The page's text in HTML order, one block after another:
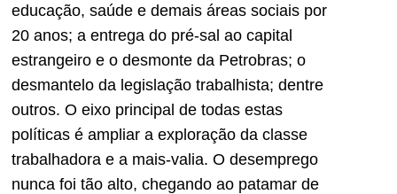
educação, saúde e demais áreas sociais por
20 anos; a entrega do pré-sal ao capital
estrangeiro e o desmonte da Petrobras; o
desmantelo da legislação trabalhista; dentre
outros. O eixo principal de todas estas
políticas é ampliar a exploração da classe
trabalhadora e a mais-valia. O desemprego
nunca foi tão alto, chegando ao patamar de